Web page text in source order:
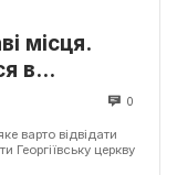
місця.
в
0
варто відвідати
церкву